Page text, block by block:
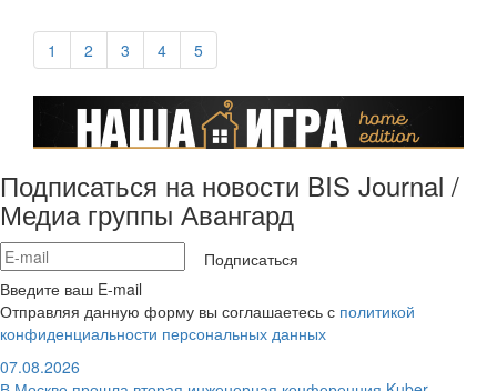
1 2 3 4 5
Подписаться на новости BIS Journal /
Медиа группы Авангард
Подписаться
Введите ваш E-mail
Отправляя данную форму вы соглашаетесь с политикой
конфиденциальности персональных данных
07.08.2026